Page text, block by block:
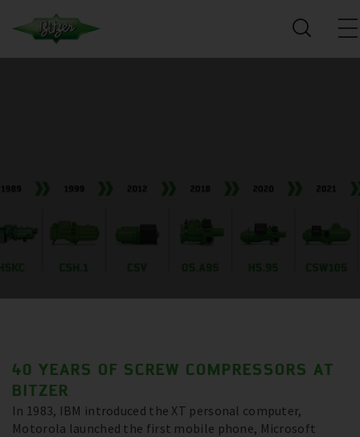
40 YEARS OF SCREW COMPRESSORS AT
BITZER
In 1983, IBM introduced the XT personal computer,
Motorola launched the first mobile phone, Microsoft